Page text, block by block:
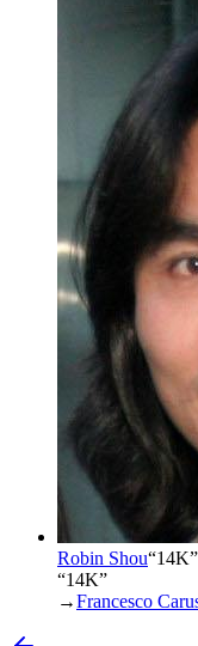
Robin Shou“14K”
“14K”
→Francesco